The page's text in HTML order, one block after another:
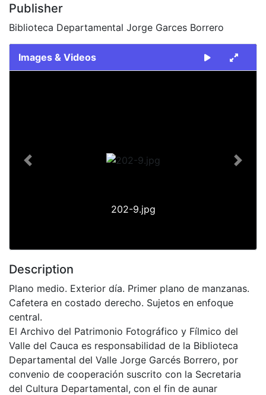
Publisher
Biblioteca Departamental Jorge Garces Borrero
Images & Videos
202-9.jpg
Previous Next
Description
Plano medio. Exterior día. Primer plano de manzanas.
Cafetera en costado derecho. Sujetos en enfoque
central.
El Archivo del Patrimonio Fotográfico y Fílmico del
Valle del Cauca es responsabilidad de la Biblioteca
Departamental del Valle Jorge Garcés Borrero, por
convenio de cooperación suscrito con la Secretaria
del Cultura Departamental, con el fin de aunar